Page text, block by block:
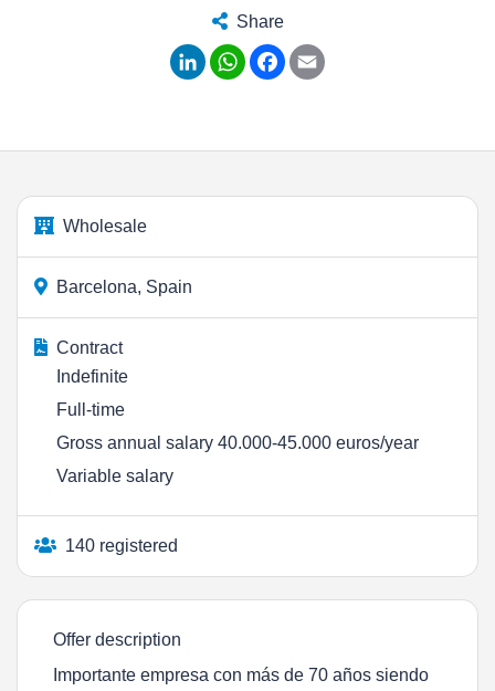
Share
LinkedInWhatsApp
Facebook
Wholesale
Barcelona, Spain
Contract
Indefinite
Full-time
Gross annual salary 40.000-45.000 euros/year
Variable salary
140 registered
Offer description
Importante empresa con más de 70 años siendo